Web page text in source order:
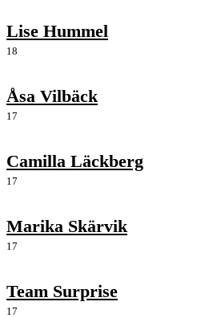
Lise Hummel
18
Åsa Vilbäck
17
Camilla Läckberg
17
Marika Skärvik
17
Team Surprise
17